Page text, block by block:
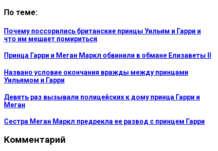
По теме:
Почему поссорились британские принцы Уильям и Гарри и
что им мешает помириться
Принца Гарри и Меган Маркл обвинили в обмане Елизаветы II
Названо условие окончания вражды между принцами
Уильямом и Гарри
Девять раз вызывали полицейских к дому принца Гарри и
Меган
Сестра Меган Маркл предрекла ее развод с принцем Гарри
Комментарий